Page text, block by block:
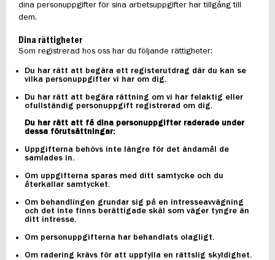
dina personuppgifter för sina arbetsuppgifter har tillgång till
dem.
Dina rättigheter
Som registrerad hos oss har du följande rättigheter:
Du har rätt att begära ett registerutdrag där du kan se
vilka personuppgifter vi har om dig.
Du har rätt att begära rättning om vi har felaktig eller
ofullständig personuppgift registrerad om dig.
Du har rätt att få dina personuppgifter raderade under
dessa förutsättningar:
Uppgifterna behövs inte längre för det ändamål de
samlades in.
Om uppgifterna sparas med ditt samtycke och du
återkallar samtycket.
Om behandlingen grundar sig på en intresseavvägning
och det inte finns berättigade skäl som väger tyngre än
ditt intresse.
Om personuppgifterna har behandlats olagligt.
Om radering krävs för att uppfylla en rättslig skyldighet.